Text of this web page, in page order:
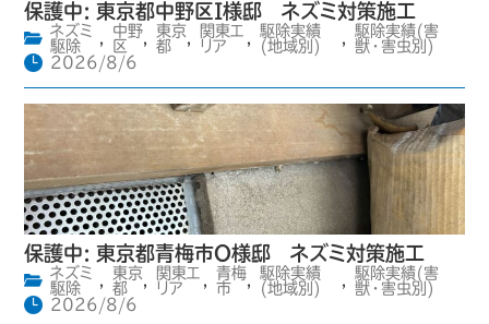
保護中: 東京都中野区I様邸 ネズミ対策施工
ネズミ
駆除
,
中野
区
,
東京
都
,
関東エ
リア
,
駆除実績
(地域別)
,
駆除実績(害
獣・害虫別)
2026/8/6
保護中: 東京都青梅市O様邸 ネズミ対策施工
ネズミ
駆除
,
東京
都
,
関東エ
リア
,
青梅
市
,
駆除実績
(地域別)
,
駆除実績(害
獣・害虫別)
2026/8/6